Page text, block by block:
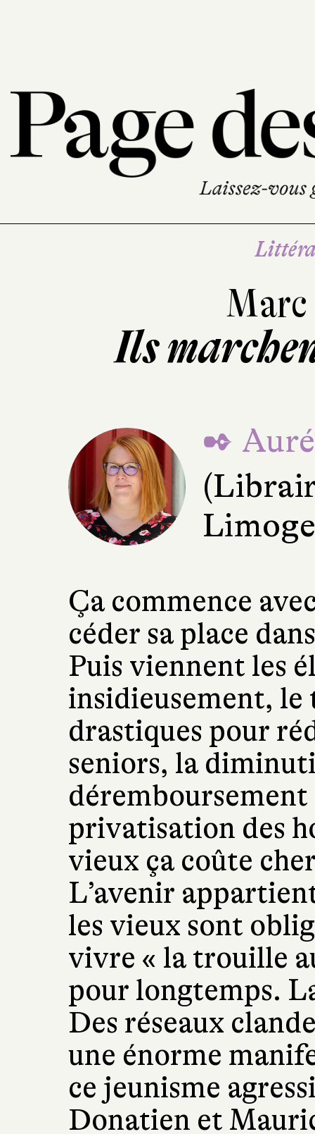
Ils
✒
Ça commence
céder sa place
Puis viennent les
insidieusement, le
drastiques pour
seniors, la
privatisation des
vieux ça coûte
L’avenir
les vieux sont
vivre « la trouille
pour longtemps.
Des réseaux
une énorme
ce jeunisme
Donatien et